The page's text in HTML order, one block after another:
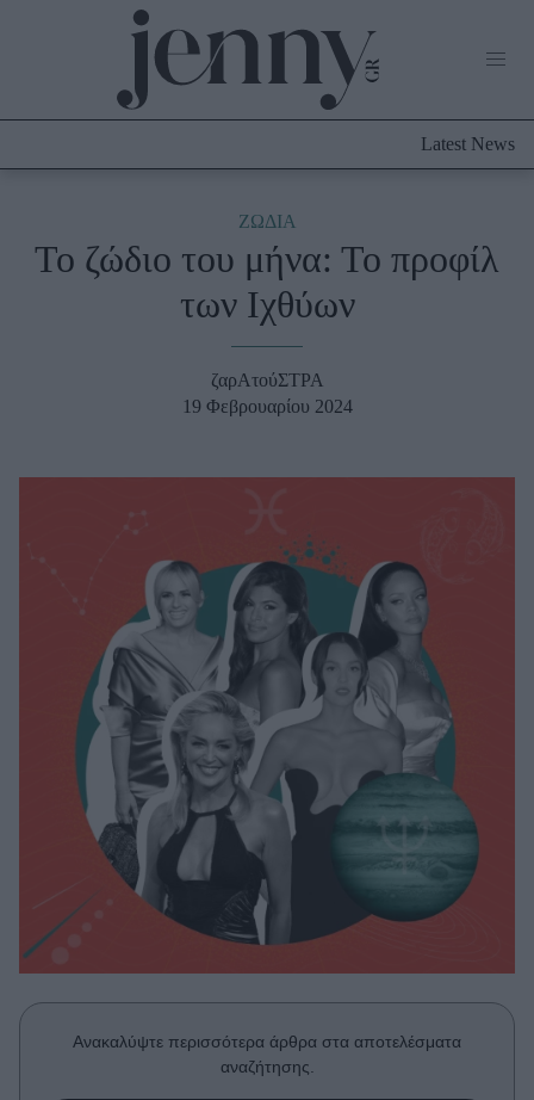
Culture
Fashion
Well being
Ψυχολογία
Υγεία + Διατροφή
Σχέσεις & Σεξ
Woman Power
Parenting
Working Girl
Real Women
Πρόσωπα
Latest News
ΖΩΔΙΑ
Το ζώδιο του μήνα: Το προφίλ
των Ιχθύων
ζαρΑτούΣΤΡΑ
19 Φεβρουαρίου 2024
Ανακαλύψτε περισσότερα άρθρα στα αποτελέσματα
αναζήτησης.